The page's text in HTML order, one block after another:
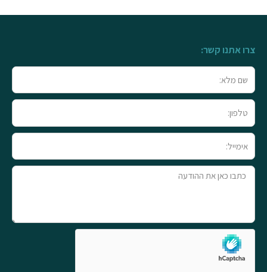
צרו אתנו קשר:
מלא
טלפון
טקסט